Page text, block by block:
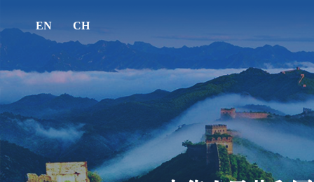
EN CH